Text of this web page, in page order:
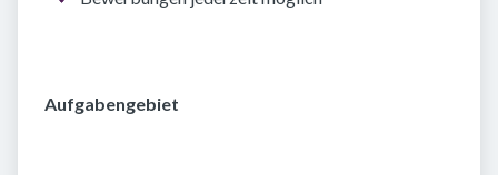
Aufgabengebiet